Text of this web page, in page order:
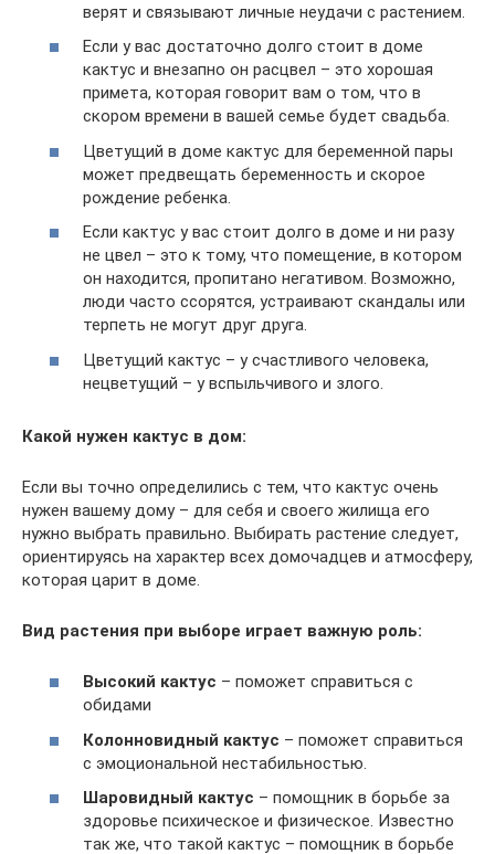
верят и связывают личные неудачи с растением.
Если у вас достаточно долго стоит в доме
кактус и внезапно он расцвел – это хорошая
примета, которая говорит вам о том, что в
скором времени в вашей семье будет свадьба.
Цветущий в доме кактус для беременной пары
может предвещать беременность и скорое
рождение ребенка.
Если кактус у вас стоит долго в доме и ни разу
не цвел – это к тому, что помещение, в котором
он находится, пропитано негативом. Возможно,
люди часто ссорятся, устраивают скандалы или
терпеть не могут друг друга.
Цветущий кактус – у счастливого человека,
нецветущий – у вспыльчивого и злого.
Какой нужен кактус в дом:
Если вы точно определились с тем, что кактус очень
нужен вашему дому – для себя и своего жилища его
нужно выбрать правильно. Выбирать растение следует,
ориентируясь на характер всех домочадцев и атмосферу,
которая царит в доме.
Вид растения при выборе играет важную роль:
Высокий кактус – поможет справиться с
обидами
Колонновидный кактус – поможет справиться
с эмоциональной нестабильностью.
Шаровидный кактус – помощник в борьбе за
здоровье психическое и физическое. Известно
так же, что такой кактус – помощник в борьбе